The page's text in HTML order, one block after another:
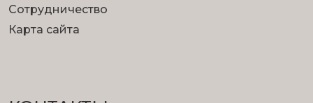
Сотрудничество
Карта сайта